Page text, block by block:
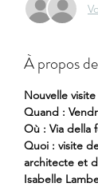
À propos
Nouvelle
Quand :
Où : Via della
Quoi : visite
architecte et
Isabelle